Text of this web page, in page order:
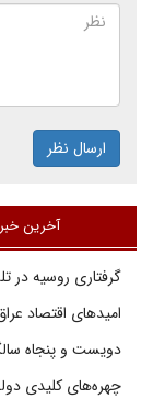
ارسال نظر
آخرین
گرفتاری روسیه در
امیدهای اقتصاد
دویست و پنجاه
چهره‌های کلیدی